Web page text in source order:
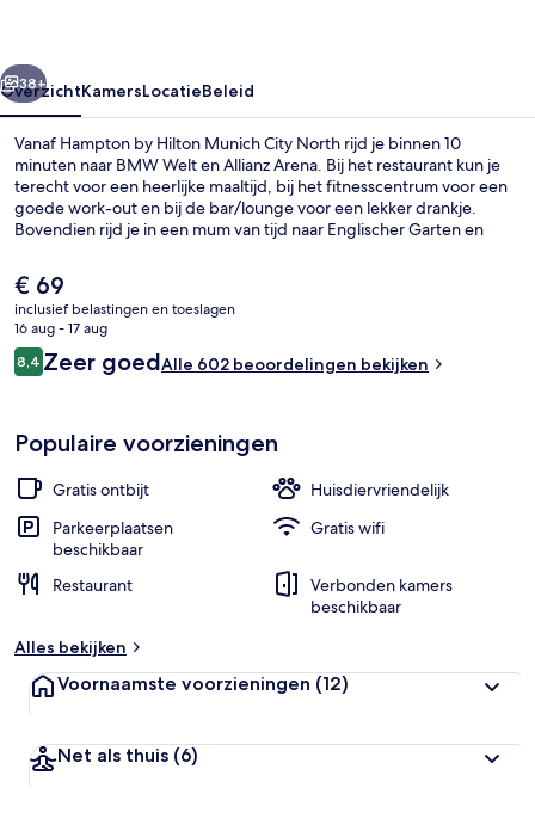
Volgende
38+
OverzichtKamersLocatieBeleid
Vanaf Hampton by Hilton Munich City North rijd je binnen 10
minuten naar BMW Welt en Allianz Arena. Bij het restaurant kun je
terecht voor een heerlijke maaltijd, bij het fitnesscentrum voor een
goede work-out en bij de bar/lounge voor een lekker drankje.
Bovendien rijd je in een mum van tijd naar Englischer Garten en
personeel. Het openbaar vervoer vind je op korte loopafstand: het
is 11 minuten lopen naar Schwabing Nord Tramhalte en 13 minuten
naar Domagkstraße Tramhalte.
De
huidige
prijs
is
€ 69
€ 69
inclusief belastingen en toeslagen
16 aug - 17 aug
Beoordelingen
8,48,4 op 10 –
Zeer goedAlle 602 beoordelingen bekijken
Populaire voorzieningen
Gratis ontbijt
Huisdiervriendelijk
Parkeerplaatsen
beschikbaar
Gratis wifi
Restaurant
Verbonden kamers
beschikbaar
Alles bekijken
Voornaamste voorzieningen (12)
Net als thuis (6)